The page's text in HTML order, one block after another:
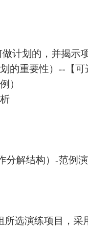
计划的，并揭示
的重要性）--【可
）
分解结构）-范例
所选演练项目，采